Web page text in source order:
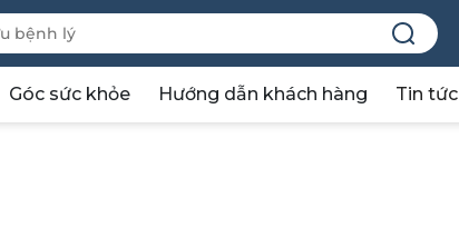
Góc sức khỏe Hướng dẫn khách hàng Tin tức